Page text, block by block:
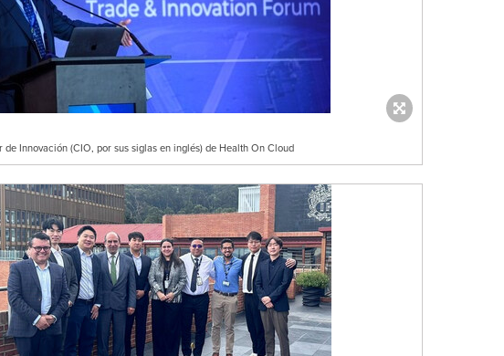
Innovación (CIO, por sus siglas en inglés) de Health On Cloud